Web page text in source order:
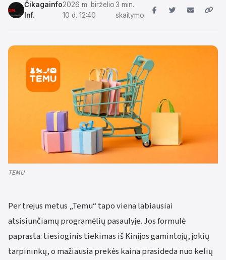
Čikagainfo
Inf.
2026 m. birželio
10 d. 12:40
3 min.
skaitymo
TEMU
Per trejus metus „Temu“ tapo viena labiausiai
atsisiunčiamų programėlių pasaulyje. Jos formulė
paprasta: tiesioginis tiekimas iš Kinijos gamintojų, jokių
tarpininkų, o mažiausia prekės kaina prasideda nuo kelių